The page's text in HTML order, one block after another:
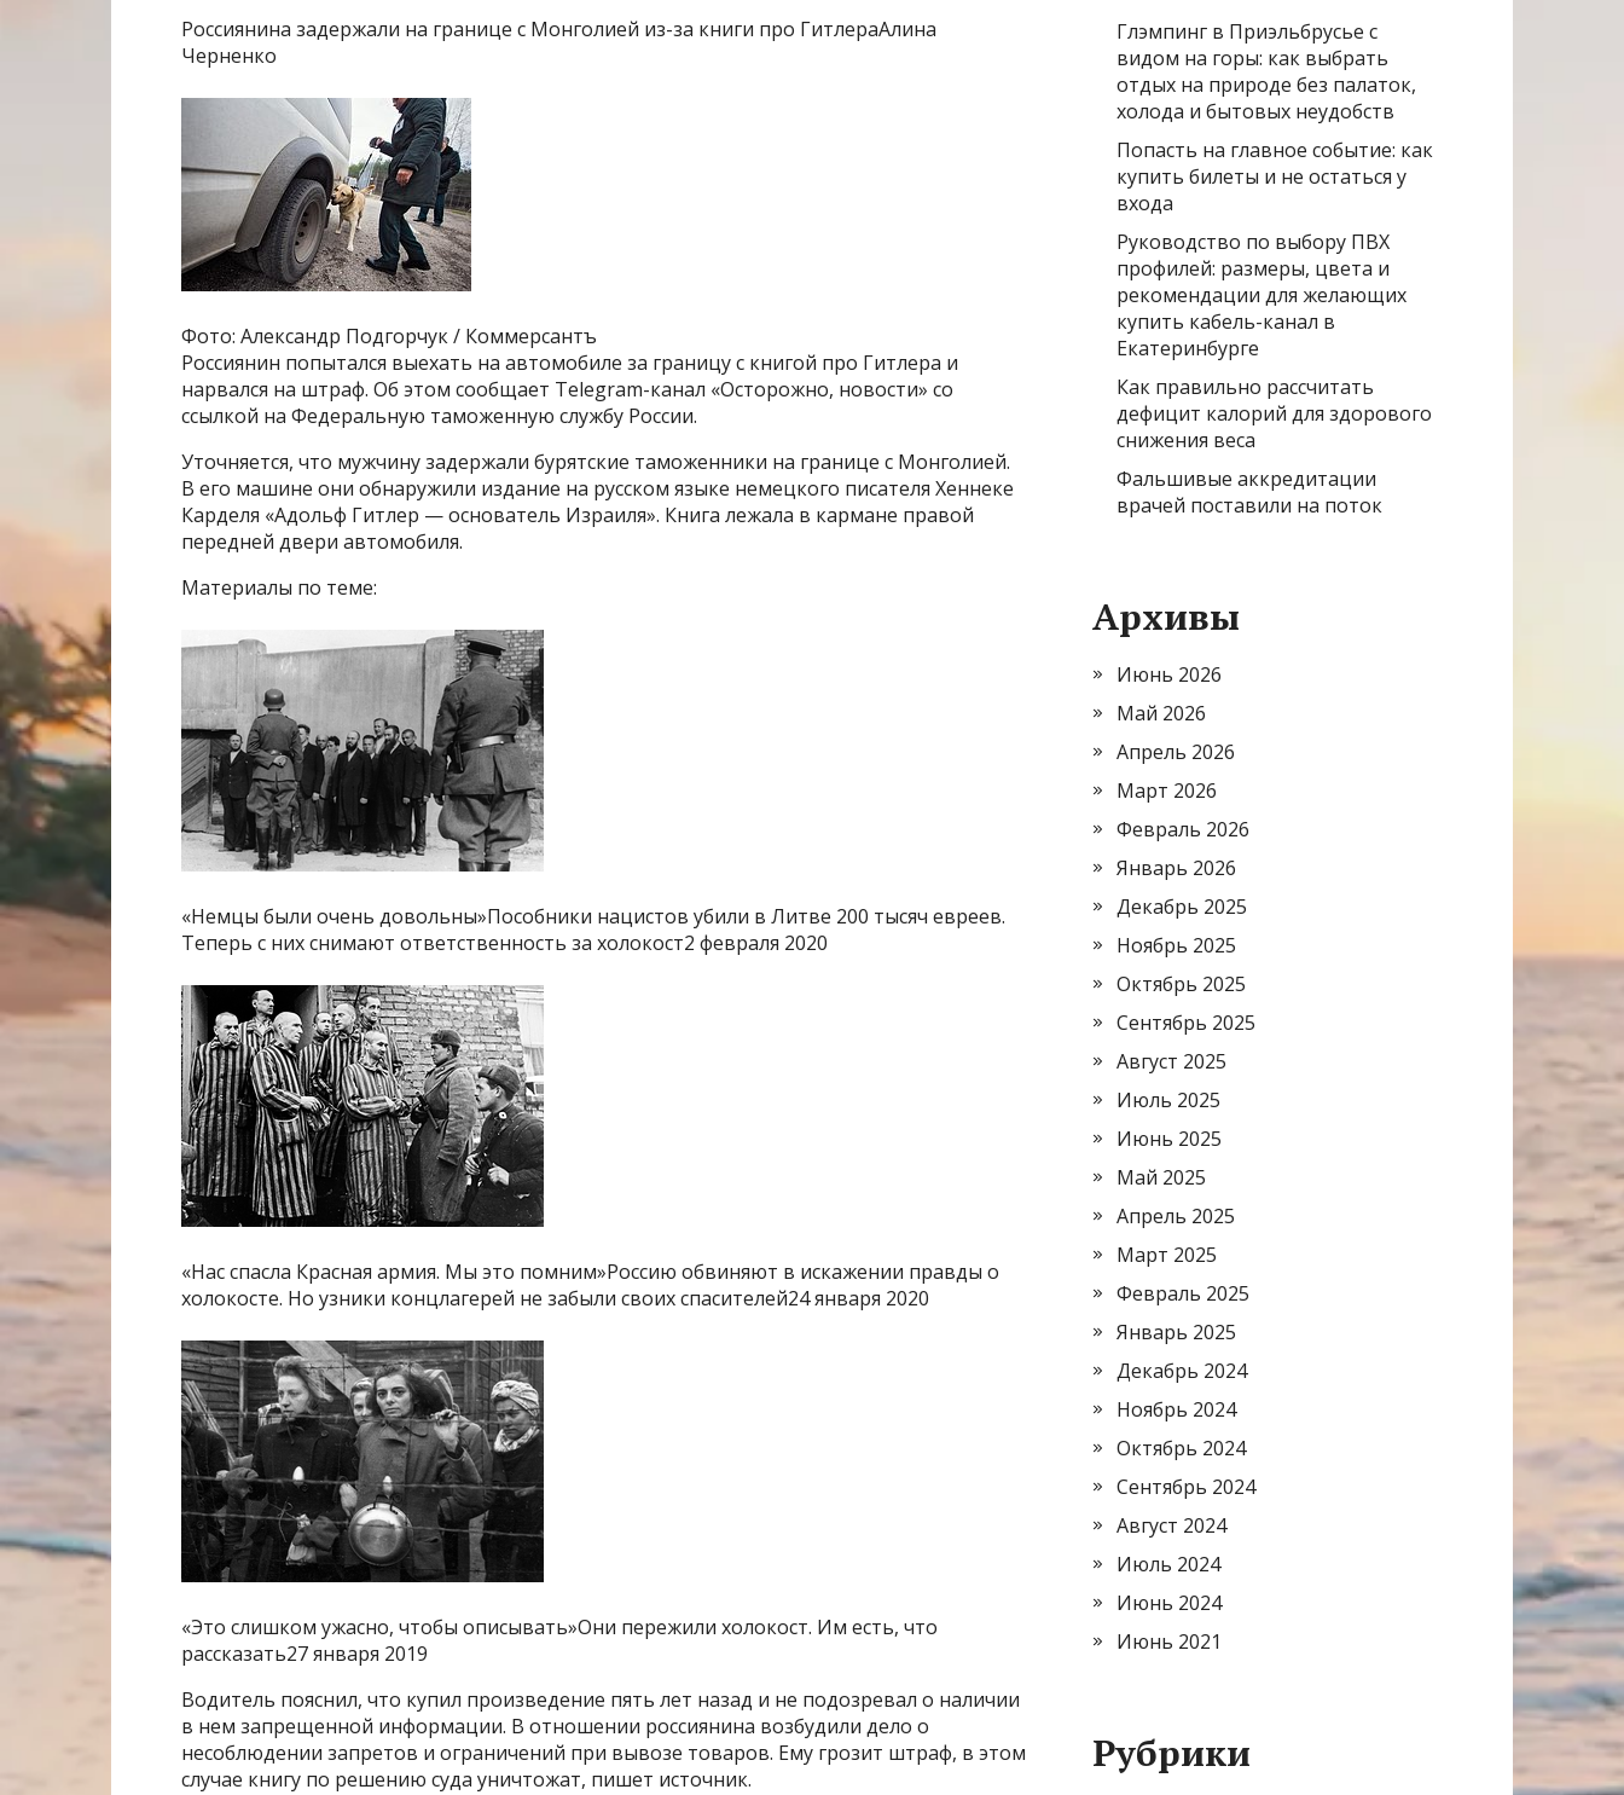
Россиянина задержали на границе с Монголией из-за книги про ГитлераАлина
Черненко
Фото: Александр Подгорчук / Коммерсантъ
Россиянин попытался выехать на автомобиле за границу с книгой про Гитлера и
нарвался на штраф. Об этом сообщает Telegram-канал «Осторожно, новости» со
ссылкой на Федеральную таможенную службу России.
Уточняется, что мужчину задержали бурятские таможенники на границе с Монголией.
В его машине они обнаружили издание на русском языке немецкого писателя Хеннеке
Карделя «Адольф Гитлер — основатель Израиля». Книга лежала в кармане правой
передней двери автомобиля.
Материалы по теме:
«Немцы были очень довольны»Пособники нацистов убили в Литве 200 тысяч евреев.
Теперь с них снимают ответственность за холокост2 февраля 2020
«Нас спасла Красная армия. Мы это помним»Россию обвиняют в искажении правды о
холокосте. Но узники концлагерей не забыли своих спасителей24 января 2020
«Это слишком ужасно, чтобы описывать»Они пережили холокост. Им есть, что
рассказать27 января 2019
Водитель пояснил, что купил произведение пять лет назад и не подозревал о наличии
в нем запрещенной информации. В отношении россиянина возбудили дело о
несоблюдении запретов и ограничений при вывозе товаров. Ему грозит штраф, в этом
случае книгу по решению суда уничтожат, пишет источник.
Глэмпинг в Приэльбрусье с
видом на горы: как выбрать
отдых на природе без палаток,
холода и бытовых неудобств
Попасть на главное событие: как
купить билеты и не остаться у
входа
Руководство по выбору ПВХ
профилей: размеры, цвета и
рекомендации для желающих
купить кабель-канал в
Екатеринбурге
Как правильно рассчитать
дефицит калорий для здорового
снижения веса
Фальшивые аккредитации
врачей поставили на поток
Архивы
Июнь 2026
Май 2026
Апрель 2026
Март 2026
Февраль 2026
Январь 2026
Декабрь 2025
Ноябрь 2025
Октябрь 2025
Сентябрь 2025
Август 2025
Июль 2025
Июнь 2025
Май 2025
Апрель 2025
Март 2025
Февраль 2025
Январь 2025
Декабрь 2024
Ноябрь 2024
Октябрь 2024
Сентябрь 2024
Август 2024
Июль 2024
Июнь 2024
Июнь 2021
Рубрики